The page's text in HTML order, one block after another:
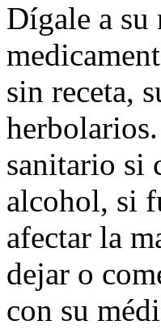
Dígale a
sin receta,
sanitario si
alcohol, si
afectar la
dejar o
con su